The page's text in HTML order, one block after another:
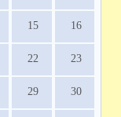
15 16
22 23
29 30